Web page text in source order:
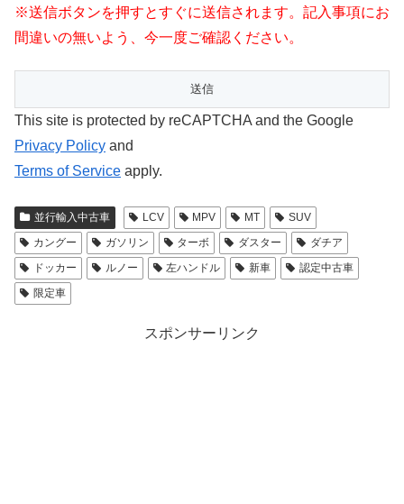
※送信ボタンを押すとすぐに送信されます。記入事項にお
間違いの無いよう、今一度ご確認ください。
This site is protected by reCAPTCHA and the Google
Privacy Policy and
Terms of Service apply.
並行輸入中古車 LCV MPV MT
SUV
カングー
ガソリン ターボ ダスター
ダチア
ドッカー
ルノー 左ハンドル 新車
認定中古車
限定車
スポンサーリンク